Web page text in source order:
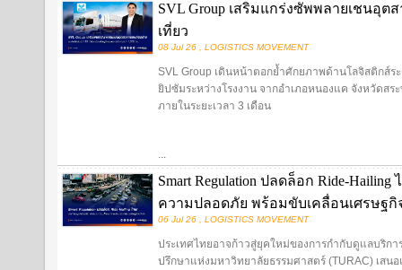
SVL Group เสริมแกร่งซัพพลายเชนอุ
เที่ยว
08 Jul 26 , LOGISTICS MOVEMENT
SVL Group เดินหน้าตอกย้ำศักยภาพด้านโลจิสติกส์ร
ยิปซัมระหว่างโรงงาน จากอำเภอหนองแค จังหวัดส
ภายในระยะเวลา 3 เดือน
...
Smart Regulation ปลดล็อก Ride-
ความปลอดภัย พร้อมขับเคลื่อนเศรษฐกิ
06 Jul 26 , LOGISTICS MOVEMENT
ประเทศไทยอาจก้าวสู่ยุคใหม่ของการกำกับดูแลบริก
ปรึกษาแห่งมหาวิทยาลัยธรรมศาสตร์ (TURAC) เสน